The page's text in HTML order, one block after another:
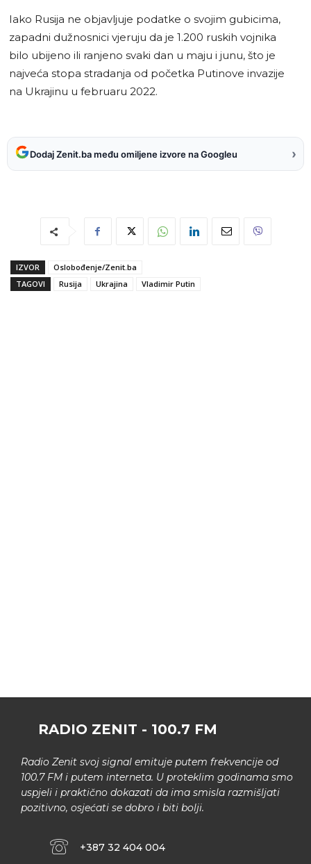
Iako Rusija ne objavljuje podatke o svojim gubicima,
zapadni dužnosnici vjeruju da je 1.200 ruskih vojnika
bilo ubijeno ili ranjeno svaki dan u maju i junu, što je
najveća stopa stradanja od početka Putinove invazije
na Ukrajinu u februaru 2022.
Dodaj Zenit.ba među omiljene izvore na Googleu ›
IZVOR
Oslobođenje/Zenit.ba
TAGOVI
Rusija Ukrajina Vladimir Putin
RADIO ZENIT - 100.7 FM
Radio Zenit svoj signal emituje putem frekvencije od
100.7 FM i putem interneta. U proteklim godinama smo
uspjeli i praktično dokazati da ima smisla razmišljati
pozitivno, osjećati se dobro i biti bolji.
+387 32 404 004